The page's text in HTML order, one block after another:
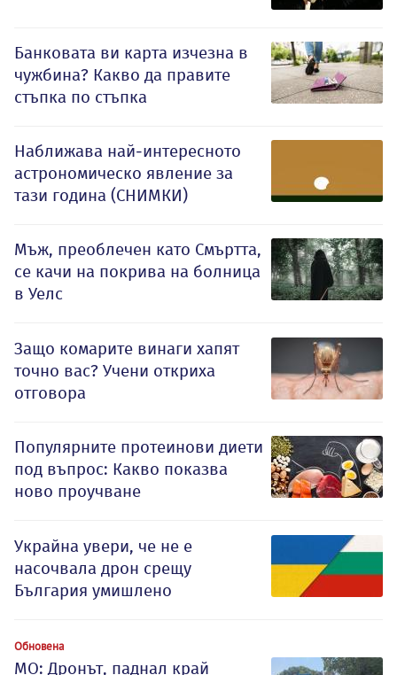
Банковата ви карта изчезна в
чужбина? Какво да правите
стъпка по стъпка
Наближава най-интересното
астрономическо явление за
тази година (СНИМКИ)
Мъж, преоблечен като Смъртта,
се качи на покрива на болница
в Уелс
Защо комарите винаги хапят
точно вас? Учени откриха
отговора
Популярните протеинови диети
под въпрос: Какво показва
ново проучване
Украйна увери, че не е
насочвала дрон срещу
България умишлено
Обновена
МО: Дронът, паднал край